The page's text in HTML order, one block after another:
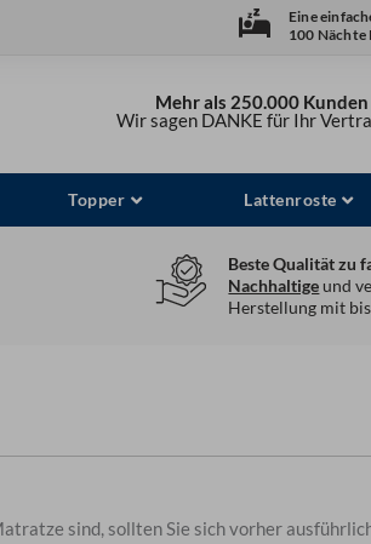
Eine
100 Nächte
Mehr als 250.000 Kunden
Wir sagen DANKE für Ihr
Topper Lattenroste
Beste Qualität zu
Nachhaltige und
Herstellung mit
sind, sollten Sie sich vorher